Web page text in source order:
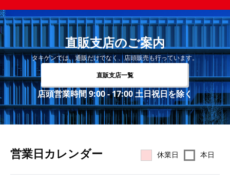
直販支店のご案内
タキゲンでは、通販だけでなく、店頭販売も行っています。
直販支店一覧
店頭営業時間 9:00 - 17:00 土日祝日を除く
営業⽇カレンダー 休業日 本日